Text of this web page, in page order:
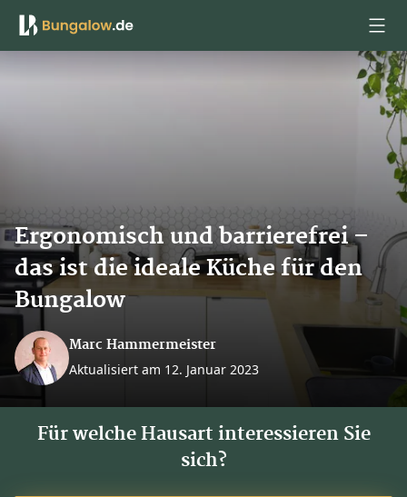
Ergonomisch und barrierefrei –
das ist die ideale Küche für den
Bungalow
Marc Hammermeister
Aktualisiert am 12. Januar 2023
Für welche Hausart interessieren Sie
sich?